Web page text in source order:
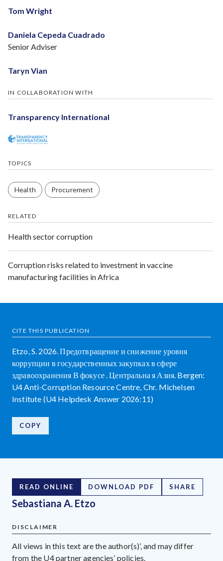
Tom Wright
Daniela Cepeda Cuadrado
Senior Adviser
Taryn Vian
IN COLLABORATION WITH
Transparency International
TOPICS
Health Procurement
RELATED
Health sector corruption
Corruption risks related to investment in vaccine
manufacturing facilities in Africa
CITE THIS PUBLICATION
Etzo, S. 2026. Предотвращение и снижение уровня
коррупции в государственных закупках в сфере
здравоохранения В фокусе . Центральна я Азия. Bergen:
U4 Anti-Corruption Resource Centre, Chr. Michelsen
Institute (U4 Helpdesk Answer 2026:11)
COPY
READ ONLINE DOWNLOAD PDF SHARE
Sebastiana A. Etzo
DISCLAIMER
All views in this text are the author(s)’, and may differ
from the U4 partner agencies’ policies.